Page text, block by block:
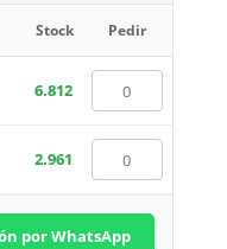
Stock Pedir
6.812
2.961
por WhatsApp